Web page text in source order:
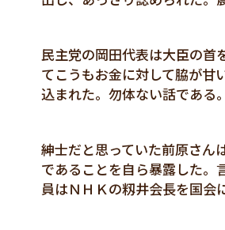
民主党の岡田代表は大臣の首
てこうもお金に対して脇が甘
込まれた。勿体ない話である
紳士だと思っていた前原さん
であることを自ら暴露した。
員はＮＨＫの籾井会長を国会